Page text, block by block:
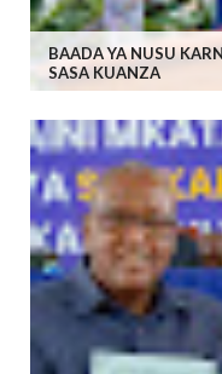
BAADA YA NUSU
SASA KUANZA